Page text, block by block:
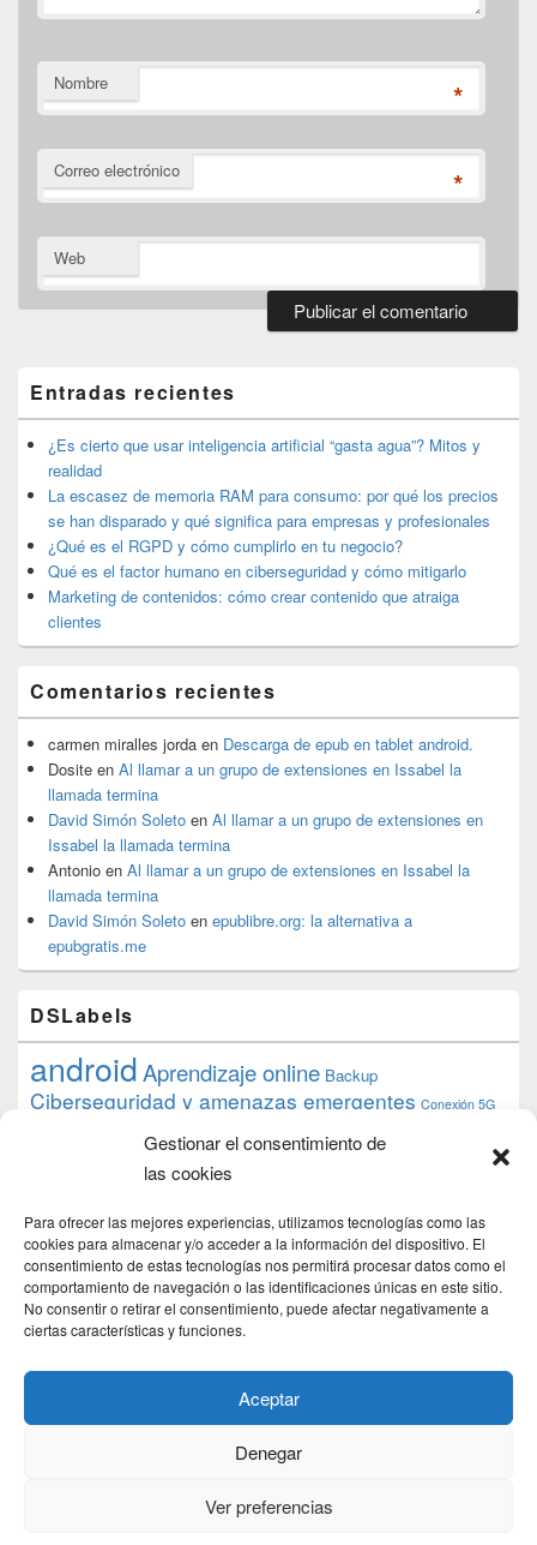
Gestionar el consentimiento de
las cookies
Para ofrecer las mejores experiencias, utilizamos tecnologías como las
cookies para almacenar y/o acceder a la información del dispositivo. El
consentimiento de estas tecnologías nos permitirá procesar datos como el
comportamiento de navegación o las identificaciones únicas en este sitio.
No consentir o retirar el consentimiento, puede afectar negativamente a
ciertas características y funciones.
Aceptar
Denegar
Ver preferencias
Nombre *
Correo electrónico *
Web
widget
barra
lateral
primaria
Entradas recientes
¿Es cierto que usar inteligencia artificial “gasta agua”? Mitos y
realidad
La escasez de memoria RAM para consumo: por qué los precios
se han disparado y qué significa para empresas y profesionales
¿Qué es el RGPD y cómo cumplirlo en tu negocio?
Qué es el factor humano en ciberseguridad y cómo mitigarlo
Marketing de contenidos: cómo crear contenido que atraiga
clientes
Comentarios recientes
carmen miralles jorda en Descarga de epub en tablet android.
Dosite en Al llamar a un grupo de extensiones en Issabel la
llamada termina
David Simón Soleto en Al llamar a un grupo de extensiones en
Issabel la llamada termina
Antonio en Al llamar a un grupo de extensiones en Issabel la
llamada termina
David Simón Soleto en epublibre.org: la alternativa a
epubgratis.me
DSLabels
androidAprendizaje online Backup
Ciberseguridad y amenazas emergentes Conexión 5G
datos debian desarrollo web
Formación Google
iphone
proyecto PS4 python Raspberryraspberrypi
raspbian review Servidor Web Sostenibilidad
tecnológicaTecnología torrent
transmissiontutorial ubuntu server Windows
Theme: Catch Box byCatch Themes